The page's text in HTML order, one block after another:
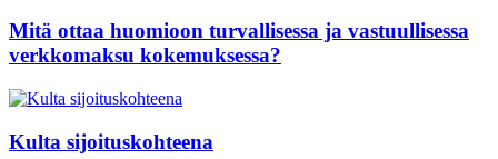
Mitä ottaa huomioon turvallisessa ja vastuullisessa
verkkomaksu kokemuksessa?
Kulta sijoituskohteena